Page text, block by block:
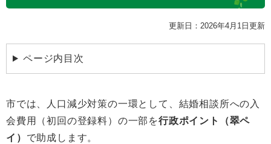
本
更新日：2026年4月1日更新
ページ内目次
​市では、人口減少対策の一環として、結婚相談所への入
会費用（初回の登録料）の一部を行政ポイント（翠ペ
イ） で助成します。